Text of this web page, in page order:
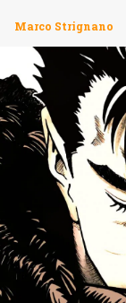
Marco Strignano